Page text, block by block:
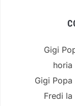
Gigi
horia
Gigi Popa
Fredi la